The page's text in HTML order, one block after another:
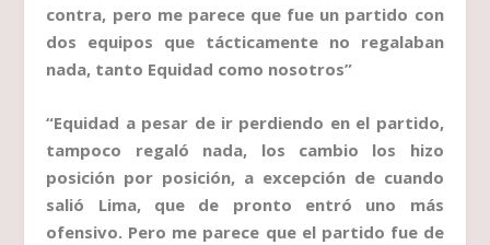
contra, pero me parece que fue un partido con
dos equipos que tácticamente no regalaban
nada, tanto Equidad como nosotros”
“Equidad a pesar de ir perdiendo en el partido,
tampoco regaló nada, los cambio los hizo
posición por posición, a excepción de cuando
salió Lima, que de pronto entró uno más
ofensivo. Pero me parece que el partido fue de